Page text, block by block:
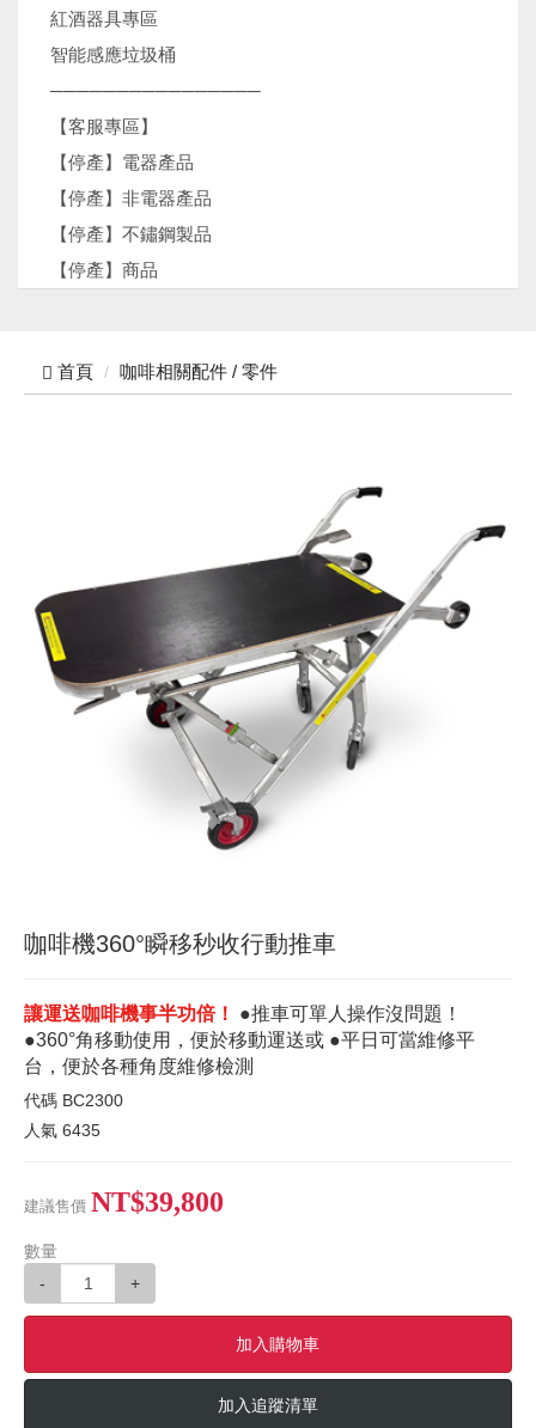
紅酒器具專區
智能感應垃圾桶
────────────────
【客服專區】
【停產】電器產品
【停產】非電器產品
【停產】不鏽鋼製品
【停產】商品
首頁 咖啡相關配件 / 零件
咖啡機360°瞬移秒收行動推車
讓運送咖啡機事半功倍！
●推車可單人操作沒問題！
●360°角移動使用，便於移動運送或 ●平日可當維修平
台，便於各種角度維修檢測
代碼 BC2300
人氣 6435
建議售價 NT$39,800
數量
-
+
加入購物車
加入追蹤清單